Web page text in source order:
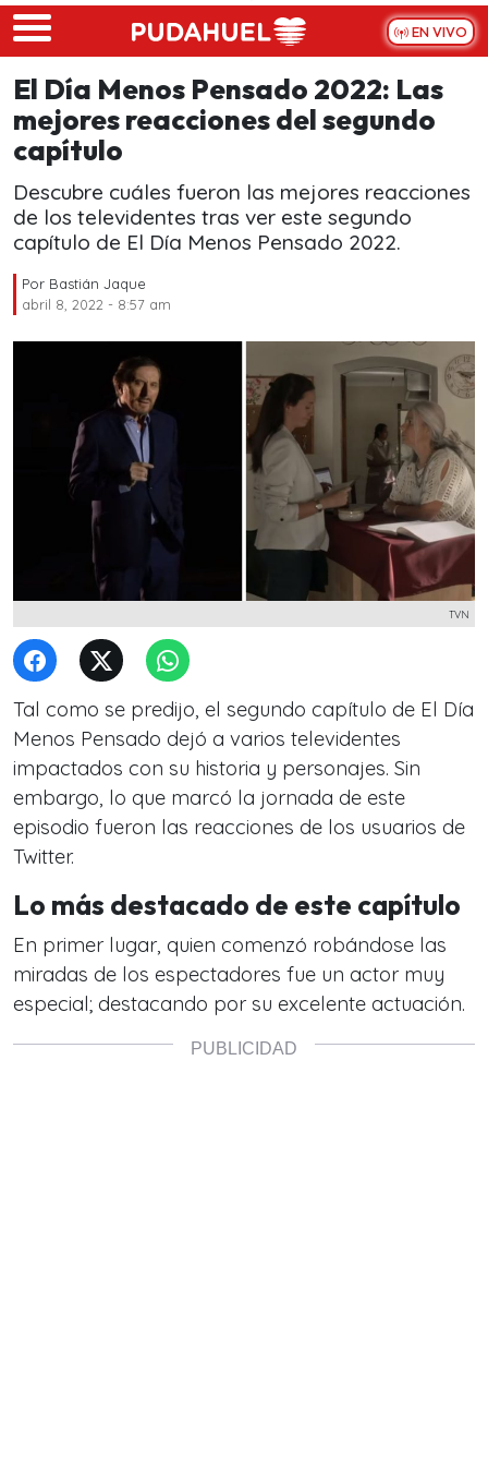
Skip to main content
EN VIVO
El Día Menos Pensado 2022: Las
mejores reacciones del segundo
capítulo
Descubre cuáles fueron las mejores reacciones
de los televidentes tras ver este segundo
capítulo de El Día Menos Pensado 2022.
Por Bastián Jaque
abril 8, 2022 - 8:57 am
TVN
Tal como se predijo, el segundo capítulo de El Día
Menos Pensado dejó a varios televidentes
impactados con su historia y personajes. Sin
embargo, lo que marcó la jornada de este
episodio fueron las reacciones de los usuarios de
Twitter.
Lo más destacado de este capítulo
En primer lugar, quien comenzó robándose las
miradas de los espectadores fue un actor muy
especial; destacando por su excelente actuación.